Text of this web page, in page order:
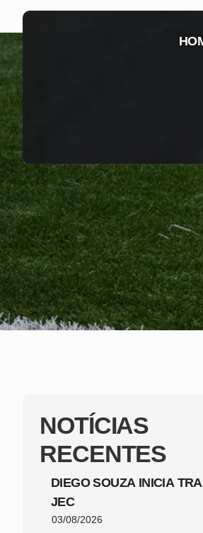
NOTÍCIAS
RECENTES
DIEGO SOUZA INICIA
JEC
03/08/2026